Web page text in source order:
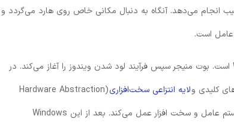
می‌دهد. آنگاه به دنبال مکانی خاص روی هارد می‌گردد و
عامل است.
در مورد ویندوز، کدی که پردازنده اجرا می‌کند Windows Boot Manager است. بوت منیجر سپس فرآیند لود شدن ویندوز را آغاز می‌کند. در
لایه انتزاعی سخت‌افزاری (Hardware Abstraction
Layer یا HAL) روی رم بارگذاری می‌شوند. HAL به عنوان رابطی بین سیستم عامل و سخت افزار عمل می‌کند. بعد از این Windows